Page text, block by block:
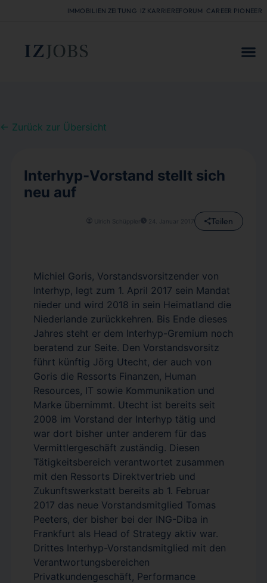
IMMOBILIEN ZEITUNG IZ KARRIEREFORUM CAREER PIONEER
← Zurück zur Übersicht
Interhyp-Vorstand stellt sich
neu auf
Ulrich Schüppler 24. Januar 2017 Teilen
Michiel Goris, Vorstandsvorsitzender von
Interhyp, legt zum 1. April 2017 sein Mandat
nieder und wird 2018 in sein Heimatland die
Niederlande zurückkehren. Bis Ende dieses
Jahres steht er dem Interhyp-Gremium noch
beratend zur Seite. Den Vorstandsvorsitz
führt künftig Jörg Utecht, der auch von
Goris die Ressorts Finanzen, Human
Resources, IT sowie Kommunikation und
Marke übernimmt. Utecht ist bereits seit
2008 im Vorstand der Interhyp tätig und
war dort bisher unter anderem für das
Vermittlergeschäft zuständig. Diesen
Tätigkeitsbereich verantwortet zusammen
mit den Ressorts Direktvertrieb und
Zukunftswerkstatt bereits ab 1. Februar
2017 das neue Vorstandsmitglied Tomas
Peeters, der bisher bei der ING-Diba in
Frankfurt als Head of Strategy aktiv war.
Drittes Interhyp-Vorstandsmitglied mit den
Verantwortungsbereichen
Privatkundengeschäft, Performance